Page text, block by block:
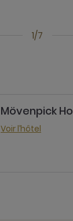
1/7
Mövenpick
Voir l’hôtel